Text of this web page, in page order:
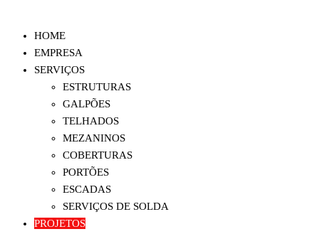
conteúdo
JRD Estruturas e Serralheria
estruturas metálicas, coberturas metálicas, mezanino metálico, telhado
metálico, portões, grades entre outros.
HOME
EMPRESA
SERVIÇOS
ESTRUTURAS
GALPÕES
TELHADOS
MEZANINOS
COBERTURAS
PORTÕES
ESCADAS
SERVIÇOS DE SOLDA
PROJETOS